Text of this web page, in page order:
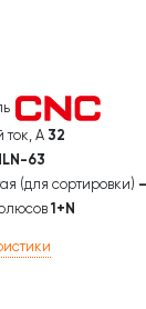
ток, А 32
63
(для сортировки)
1+N